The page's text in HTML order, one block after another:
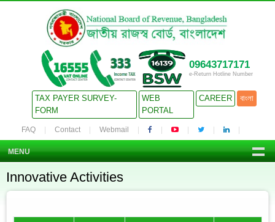
09643717171
e-Return Hotline Number
TAX PAYER SURVEY-
FORM
WEB
PORTAL
CAREER বাংলা
FAQ Contact Webmail
MENU
Innovative Activities